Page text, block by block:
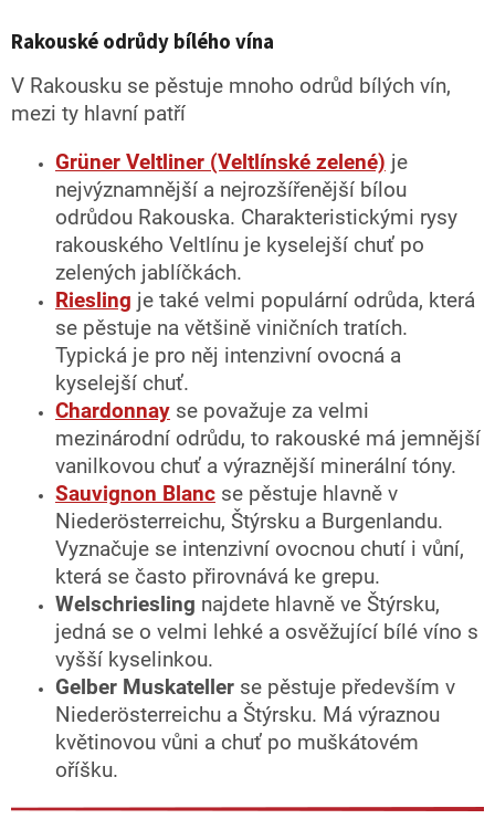
Rakouské odrůdy bílého vína
V Rakousku se pěstuje mnoho odrůd bílých vín,
mezi ty hlavní patří
Grüner Veltliner (Veltlínské zelené) je
nejvýznamnější a nejrozšířenější bílou
odrůdou Rakouska. Charakteristickými rysy
rakouského Veltlínu je kyselejší chuť po
zelených jablíčkách.
Riesling je také velmi populární odrůda, která
se pěstuje na většině viničních tratích.
Typická je pro něj intenzivní ovocná a
kyselejší chuť.
Chardonnay se považuje za velmi
mezinárodní odrůdu, to rakouské má jemnější
vanilkovou chuť a výraznější minerální tóny.
Sauvignon Blanc se pěstuje hlavně v
Niederösterreichu, Štýrsku a Burgenlandu.
Vyznačuje se intenzivní ovocnou chutí i vůní,
která se často přirovnává ke grepu.
Welschriesling najdete hlavně ve Štýrsku,
jedná se o velmi lehké a osvěžující bílé víno s
vyšší kyselinkou.
Gelber Muskateller se pěstuje především v
Niederösterreichu a Štýrsku. Má výraznou
květinovou vůni a chuť po muškátovém
oříšku.